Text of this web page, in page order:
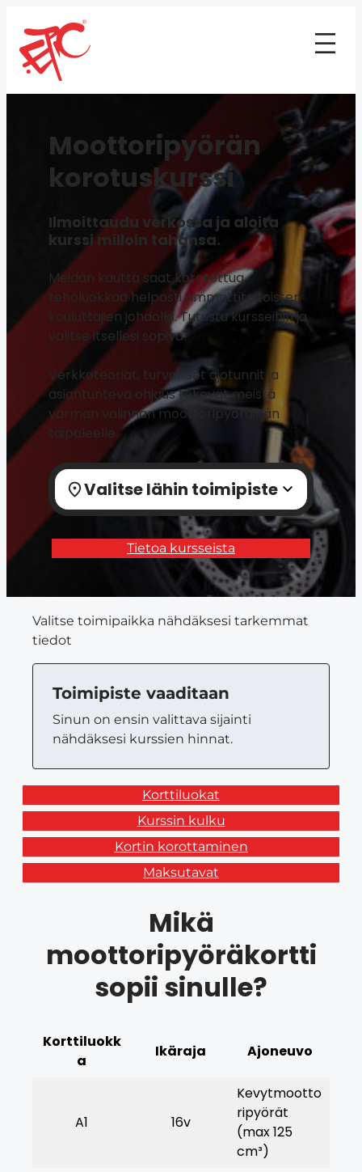
Moottoripyörän
korotuskurssi
Ilmoittaudu verkossa ja aloita
kurssi milloin tahansa.
Meidän kautta saat korotettua
teholuokkaa helposti ammattitaitoisten
kouluttajien johdolla. Tutustu kursseihin ja
valitse itsellesi sopiva!
Verkkoteoriat, turvalliset ajotunnit ja
asiantunteva ohjaus tekevät meistä
varman valinnan moottoripyöräilijän
taipaleelle.
Valitse lähin toimipiste
Tietoa kursseista
Valitse toimipaikka nähdäksesi tarkemmat
tiedot
Toimipiste vaaditaan
Sinun on ensin valittava sijainti
nähdäksesi kurssien hinnat.
Korttiluokat
Kurssin kulku
Kortin korottaminen
Maksutavat
Mikä
moottoripyöräkortti
sopii sinulle?
Korttiluokk
a
Ikäraja Ajoneuvo
A1 16v
Kevytmootto
ripyörät
(max 125
cm³)